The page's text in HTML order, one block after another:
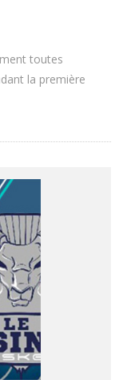
toutes
la première